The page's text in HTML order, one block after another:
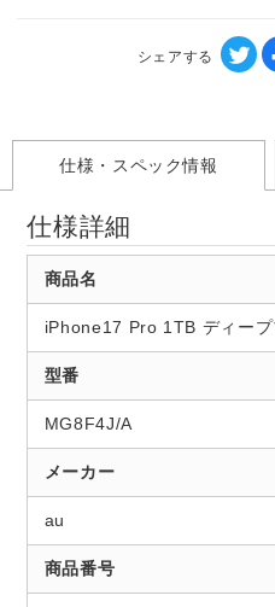
シェアする
仕様・スペック情報
仕様詳細
商品名
iPhone17 Pro 1TB ディー
型番
MG8F4J/A
メーカー
au
商品番号